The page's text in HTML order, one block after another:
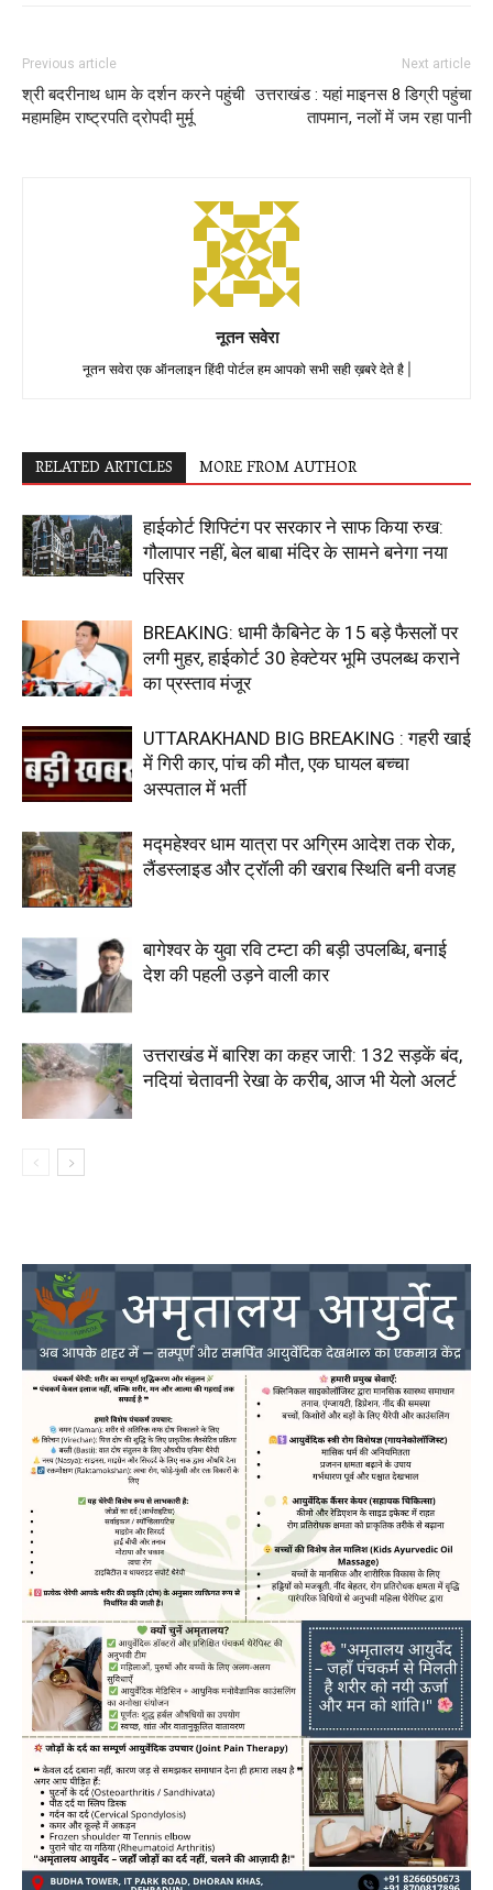
Previous article
श्री बदरीनाथ धाम के दर्शन करने पहुंची
महामहिम राष्ट्रपति द्रोपदी मुर्मू
Next article
उत्तराखंड : यहां माइनस 8 डिग्री पहुंचा
तापमान, नलों में जम रहा पानी
नूतन सवेरा
नूतन सवेरा एक ऑनलाइन हिंदी पोर्टल हम आपको सभी सही ख़बरे देते है |
RELATED ARTICLES MORE FROM AUTHOR
हाईकोर्ट शिफ्टिंग पर सरकार ने साफ किया रुख:
गौलापार नहीं, बेल बाबा मंदिर के सामने बनेगा नया
परिसर
BREAKING: धामी कैबिनेट के 15 बड़े फैसलों पर
लगी मुहर, हाईकोर्ट 30 हेक्टेयर भूमि उपलब्ध कराने
का प्रस्ताव मंजूर
UTTARAKHAND BIG BREAKING : गहरी खाई
में गिरी कार, पांच की मौत, एक घायल बच्चा
अस्पताल में भर्ती
मद्महेश्वर धाम यात्रा पर अग्रिम आदेश तक रोक,
लैंडस्लाइड और ट्रॉली की खराब स्थिति बनी वजह
बागेश्वर के युवा रवि टम्टा की बड़ी उपलब्धि, बनाई
देश की पहली उड़ने वाली कार
उत्तराखंड में बारिश का कहर जारी: 132 सड़कें बंद,
नदियां चेतावनी रेखा के करीब, आज भी येलो अलर्ट